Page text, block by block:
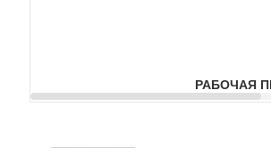
РАБОЧАЯ